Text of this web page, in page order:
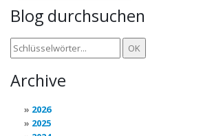
Blog durchsuchen
Archive
2026
2025